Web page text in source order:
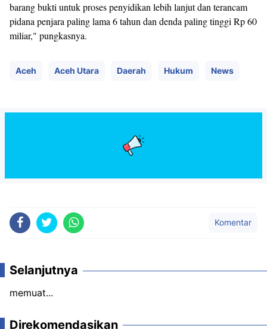
barang bukti untuk proses penyidikan lebih lanjut dan terancam
pidana penjara paling lama 6 tahun dan denda paling tinggi Rp 60
miliar," pungkasnya.
Aceh Aceh Utara Daerah Hukum News
Komentar
Selanjutnya
memuat...
Direkomendasikan